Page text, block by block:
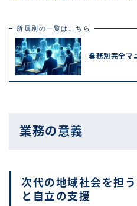
所属別の一覧はこちら
業務別完全マ
業務の意義
次代の地域社会を担
と自立の支援